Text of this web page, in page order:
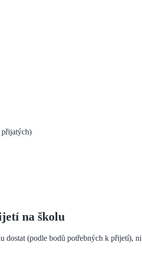
přijatých)
na školu
dostat (podle bodů potřebných k přijetí),